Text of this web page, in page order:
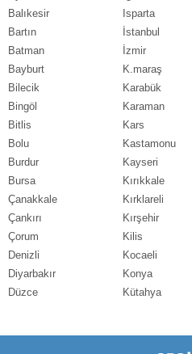
Balıkesir
Bartın
Batman
Bayburt
Bilecik
Bingöl
Bitlis
Bolu
Burdur
Bursa
Çanakkale
Çankırı
Çorum
Denizli
Diyarbakır
Düzce
Isparta
İstanbul
İzmir
K.maraş
Karabük
Karaman
Kars
Kastamonu
Kayseri
Kırıkkale
Kırklareli
Kırşehir
Kilis
Kocaeli
Konya
Kütahya